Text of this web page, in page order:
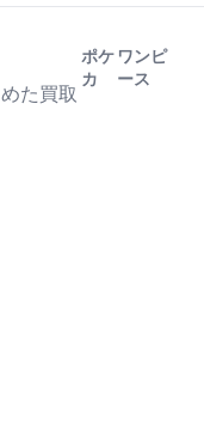
た買取
ポケ
カ
ワンピ
ース